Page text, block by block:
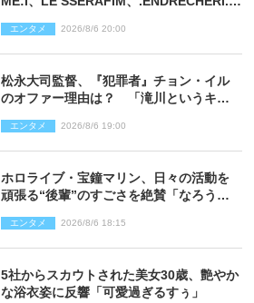
エンタメ 2026/8/6 20:00
松永大司監督、『犯罪者』チョン・イル
のオファー理由は？ 「滝川というキャ
かった」
エンタメ 2026/8/6 19:00
ホロライブ・宝鐘マリン、日々の活動を
頑張る“後輩”のすごさを絶賛「なろう系
エンタメ 2026/8/6 18:15
5社からスカウトされた美女30歳、艶やか
な浴衣姿に反響「可愛過ぎるすぅ」